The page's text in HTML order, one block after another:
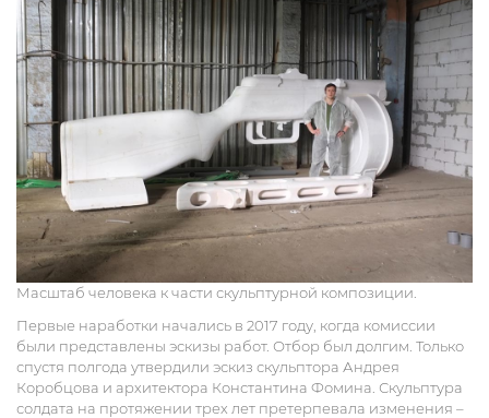
Масштаб человека к части скульптурной композиции.
Первые наработки начались в 2017 году, когда комиссии
были представлены эскизы работ. Отбор был долгим. Только
спустя полгода утвердили эскиз скульптора Андрея
Коробцова и архитектора Константина Фомина. Скульптура
солдата на протяжении трех лет претерпевала изменения –